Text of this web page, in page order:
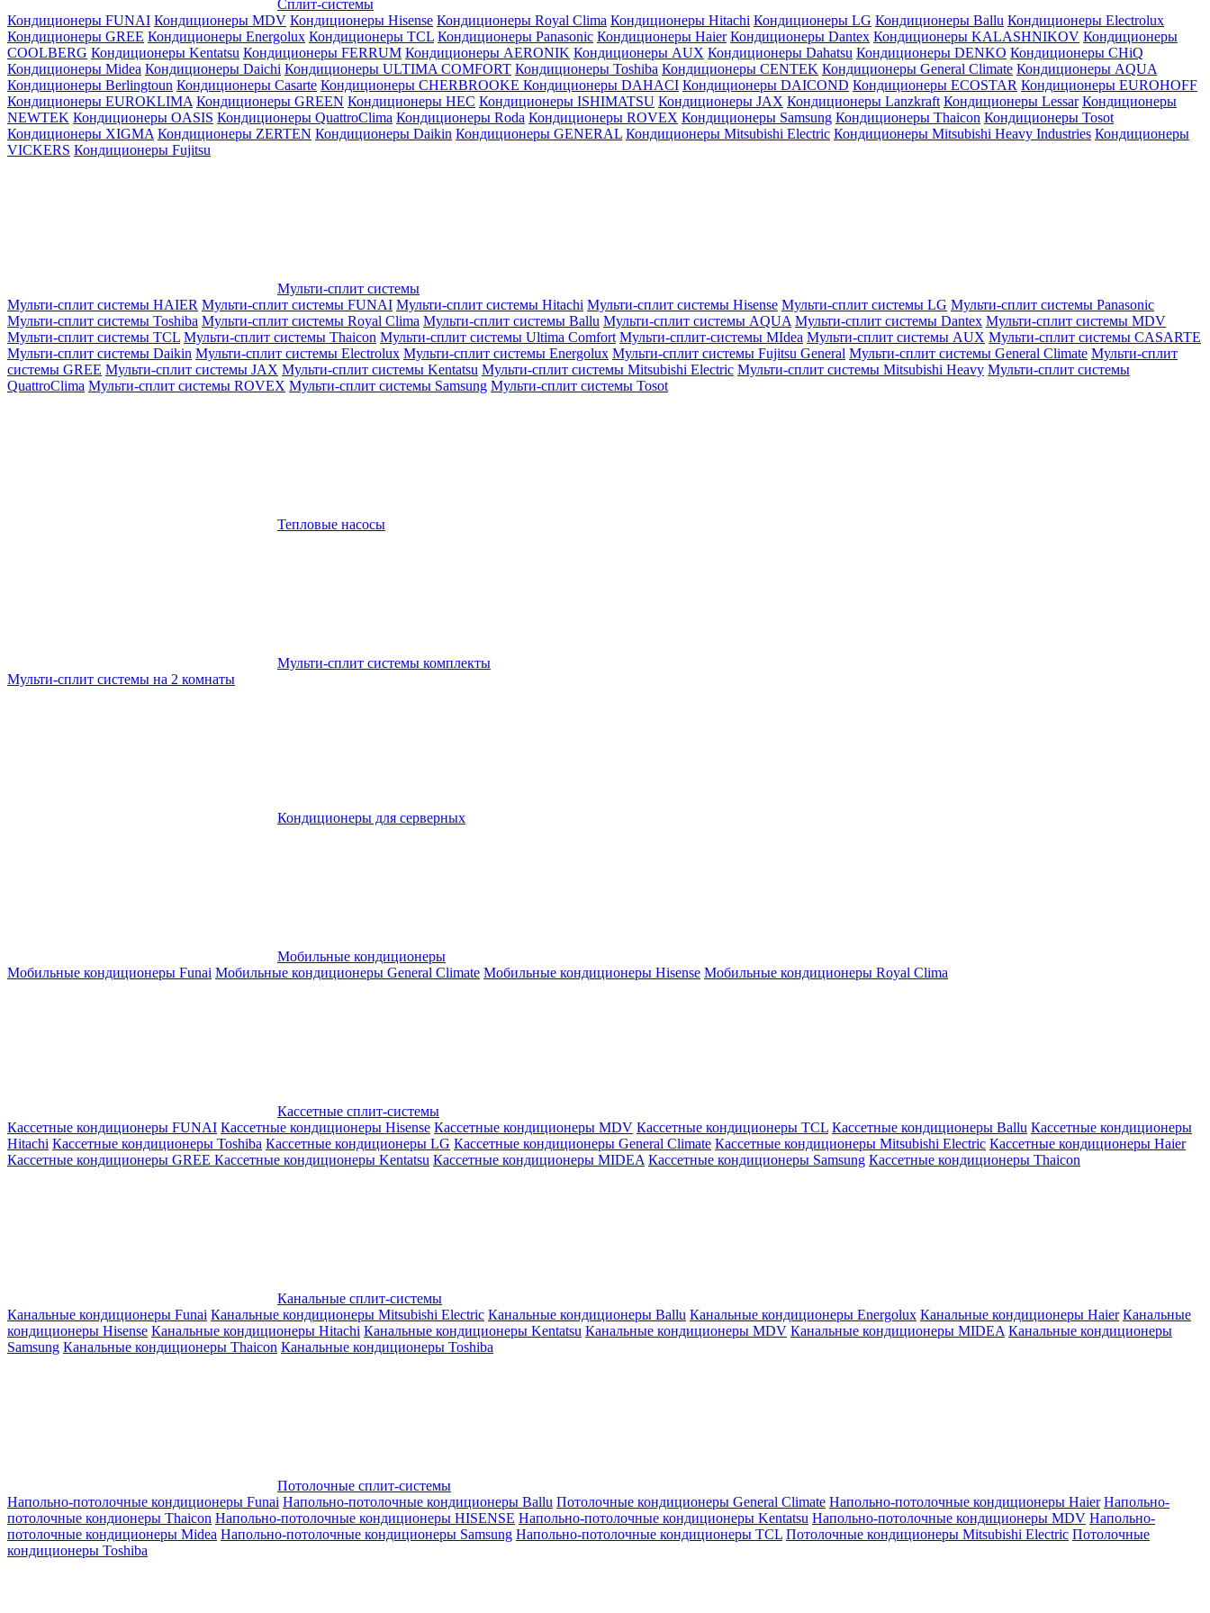
Сплит-системы
Кондиционеры FUNAI Кондиционеры MDV Кондиционеры Hisense Кондиционеры Royal Clima Кондиционеры Hitachi Кондиционеры LG Кондиционеры Ballu Кондиционеры Electrolux
Кондиционеры GREE Кондиционеры Energolux Кондиционеры TCL Кондиционеры Panasonic Кондиционеры Haier Кондиционеры Dantex Кондиционеры KALASHNIKOV Кондиционеры
СOOLBERG Кондиционеры Kentatsu Кондиционеры FERRUM Кондиционеры AERONIK Кондиционеры AUX Кондиционеры Dahatsu Кондиционеры DENKO Кондиционеры CHiQ
Кондиционеры Midea Кондиционеры Daichi Кондиционеры ULTIMA COMFORT Кондиционеры Toshiba Кондиционеры CENTEK Кондиционеры General Climate Кондиционеры AQUA
Кондиционеры Berlingtoun Кондиционеры Casarte Кондиционеры CHERBROOKE Кондиционеры DAHACI Кондиционеры DAICOND Кондиционеры ECOSTAR Кондиционеры EUROHOFF
Кондиционеры EUROKLIMA Кондиционеры GREEN Кондиционеры HEC Кондиционеры ISHIMATSU Кондиционеры JAX Кондиционеры Lanzkraft Кондиционеры Lessar Кондиционеры
NEWTEK Кондиционеры OASIS Кондиционеры QuattroClima Кондиционеры Roda Кондиционеры ROVEX Кондиционеры Samsung Кондиционеры Thaicon Кондиционеры Tosot
Кондиционеры XIGMA Кондиционеры ZERTEN Кондиционеры Daikin Кондиционеры GENERAL Кондиционеры Mitsubishi Electric Кондиционеры Mitsubishi Heavy Industries Кондиционеры
VICKERS Кондиционеры Fujitsu
Мульти-сплит системы
Мульти-сплит системы HAIER Мульти-сплит системы FUNAI Мульти-сплит системы Hitachi Мульти-сплит системы Hisense Мульти-сплит системы LG Мульти-сплит системы Panasonic
Мульти-сплит системы Toshiba Мульти-сплит системы Royal Clima Мульти-сплит системы Ballu Мульти-сплит системы AQUA Мульти-сплит системы Dantex Мульти-сплит системы MDV
Мульти-сплит системы TCL Мульти-сплит системы Thaicon Мульти-сплит системы Ultima Comfort Мульти-сплит-системы MIdea Мульти-сплит системы AUX Мульти-сплит системы CASARTE
Мульти-сплит системы Daikin Мульти-сплит системы Electrolux Мульти-сплит системы Energolux Мульти-сплит системы Fujitsu General Мульти-сплит системы General Climate Мульти-сплит
системы GREE Мульти-сплит системы JAX Мульти-сплит системы Kentatsu Мульти-сплит системы Mitsubishi Electric Мульти-сплит системы Mitsubishi Heavy Мульти-сплит системы
QuattroClima Мульти-сплит системы ROVEX Мульти-сплит системы Samsung Мульти-сплит системы Tosot
Тепловые насосы
Мульти-сплит системы комплекты
Мульти-сплит системы на 2 комнаты
Кондиционеры для серверных
Мобильные кондиционеры
Мобильные кондиционеры Funai Мобильные кондиционеры General Climate Мобильные кондиционеры Hisense Мобильные кондиционеры Royal Clima
Кассетные сплит-системы
Кассетные кондиционеры FUNAI Кассетные кондиционеры Hisense Кассетные кондиционеры MDV Кассетные кондиционеры TCL Кассетные кондиционеры Ballu Кассетные кондиционеры
Hitachi Кассетные кондиционеры Toshiba Кассетные кондиционеры LG Кассетные кондиционеры General Climate Кассетные кондиционеры Mitsubishi Electric Кассетные кондиционеры Haier
Кассетные кондиционеры GREE Кассетные кондиционеры Kentatsu Кассетные кондиционеры MIDEA Кассетные кондиционеры Samsung Кассетные кондиционеры Thaicon
Канальные сплит-системы
Канальные кондиционеры Funai Канальные кондиционеры Mitsubishi Electric Канальные кондиционеры Ballu Канальные кондиционеры Energolux Канальные кондиционеры Haier Канальные
кондиционеры Hisense Канальные кондиционеры Hitachi Канальные кондиционеры Kentatsu Канальные кондиционеры MDV Канальные кондиционеры MIDEA Канальные кондиционеры
Samsung Канальные кондиционеры Thaicon Канальные кондиционеры Toshiba
Потолочные сплит-системы
Напольно-потолочные кондиционеры Funai Напольно-потолочные кондиционеры Ballu Потолочные кондиционеры General Climate Напольно-потолочные кондиционеры Haier Напольно-
потолочные кондионеры Thaicon Напольно-потолочные кондиционеры HISENSE Напольно-потолочные кондиционеры Kentatsu Напольно-потолочные кондиционеры MDV Напольно-
потолочные кондиционеры Midea Напольно-потолочные кондиционеры Samsung Напольно-потолочные кондиционеры TCL Потолочные кондиционеры Mitsubishi Electric Потолочные
кондиционеры Toshiba